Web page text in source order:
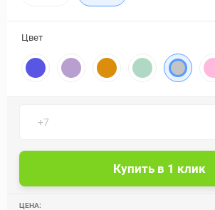
Цвет
ЦЕНА: